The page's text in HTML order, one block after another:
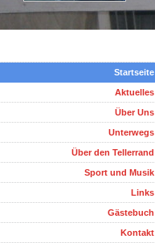
Startseite
Aktuelles
Über Uns
Unterwegs
Über den Tellerrand
Sport und Musik
Links
Gästebuch
Kontakt